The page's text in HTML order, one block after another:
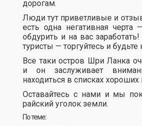
дорогам.
Люди тут приветливые и
есть одна негативная черта
обдурить и на вас
туристы — торгуйтесь и будьте
Все таки остров Шри Ланка
и он заслуживает
находиться в списках хороших
Оставайтесь с нами и мы
райский уголок земли.
По теме: